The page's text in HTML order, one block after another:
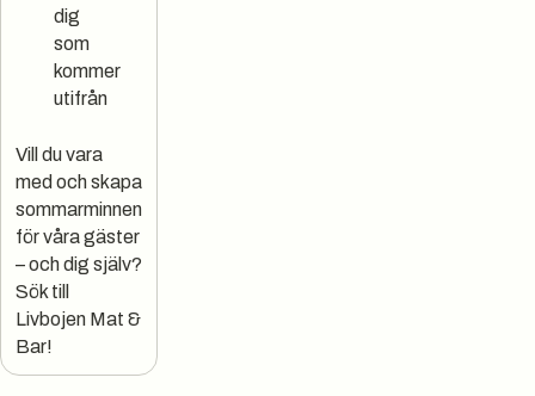
dig
som
kommer
utifrån
Vill du vara
med och skapa
sommarminnen
för våra gäster
– och dig själv?
Sök till
Livbojen Mat &
Bar!